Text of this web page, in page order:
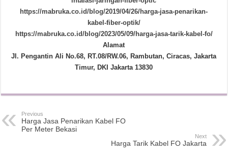
https://mabruka.co.id/blog/2019/04/26/harga-jasa-penarikan-
kabel-fiber-optik/
https://mabruka.co.id/blog/2023/05/09/harga-jasa-tarik-kabel-fo/
Alamat
Jl. Pengantin Ali No.68, RT.08/RW.06, Rambutan, Ciracas, Jakarta
Timur, DKI Jakarta 13830
Previous
Harga Jasa Penarikan Kabel FO
Per Meter Bekasi
Next
Harga Tarik Kabel FO Jakarta